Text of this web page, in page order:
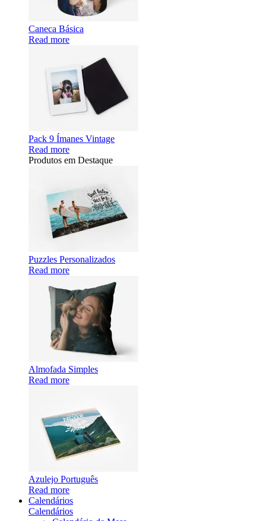
Caneca Básica
Read more
Pack 9 Ímanes Vintage
Read more
Produtos em Destaque
Puzzles Personalizados
Read more
Almofada Simples
Read more
Azulejo Português
Read more
Calendários
Calendários